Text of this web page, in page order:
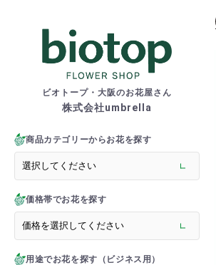
ビオトープ・大阪のお花屋さん
株式会社umbrella
商品カテゴリーからお花を探す
価格帯でお花を探す
用途でお花を探す（ビジネス用）